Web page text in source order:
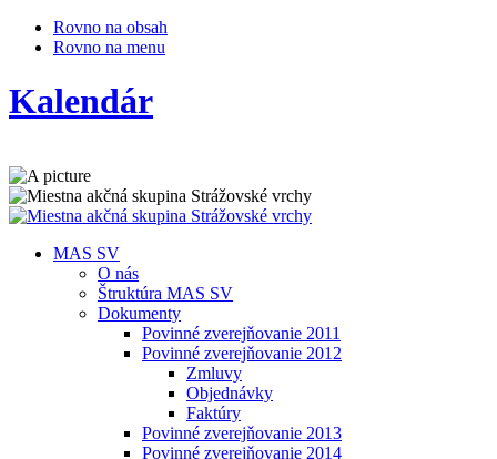
Rovno na obsah
Rovno na menu
Kalendár
MAS SV
O nás
Štruktúra MAS SV
Dokumenty
Povinné zverejňovanie 2011
Povinné zverejňovanie 2012
Zmluvy
Objednávky
Faktúry
Povinné zverejňovanie 2013
Povinné zverejňovanie 2014